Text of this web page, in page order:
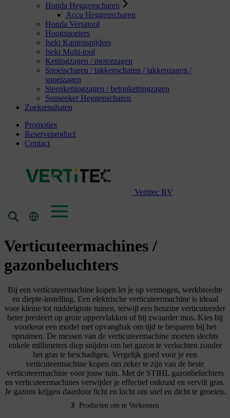
Honda Heggenscharen
Accu Heggenscharen
Honda Versatool
Hoogsnoeiers
Iseki Kantensnijders
Iseki Multi-tool
Kettingzagen / motorzagen
Snoeischaren / takkenscharen / takkenzagen /
snoeizagen
Steenkettingzagen / betonkettingzagen
Sunseeker Heggenscharen
Zoekresultaten
Promoties
Reserveproduct
Contact
Vertitec BV
Verticuteermachines /
gazonbeluchters
Bij een verticuteermachine kopen let je op vermogen, werkbreedte
en diepte-instelling. Een elektrische verticuteermachine is ideaal
voor kleine tot middelgrote tuinen, terwijl een benzine verticuteerder
beter presteert op grote oppervlakken of bij zwaarder mos. Kies bij
voorkeur een model met opvangbak om tijd te besparen bij het
opruimen. De messen van de verticuteermachine moeten slechts
enkele millimeters diep snijden om het gazon te verluchten zonder
het gras te beschadigen. Vergelijk goed voor je een
verticuteermachine kopen om zeker te zijn van de beste
verticuteermachine voor jouw tuin. Met de STIHL gazonbeluchters
en verticuteermachines verwijder je effectief onkruid en vervilt gras.
Je gazons krijgen daardoor licht en lucht om snel en dicht te groeien.
3 Producten om te Verkennen